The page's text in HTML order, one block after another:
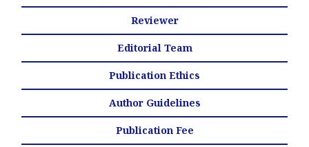
Reviewer
Editorial Team
Publication Ethics
Author Guidelines
Publication Fee